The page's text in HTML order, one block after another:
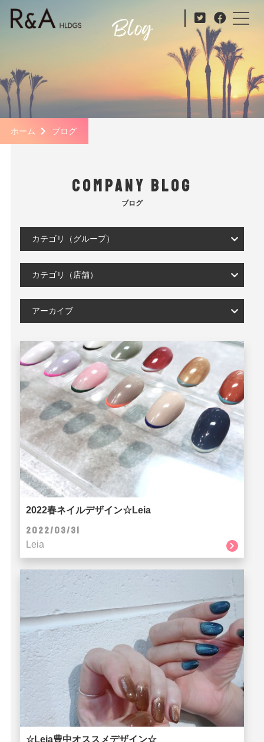
ホーム ブログ
COMPANY BLOG
ブログ
カテゴリ（グループ）
カテゴリ（店舗）
アーカイブ
2022春ネイルデザイン☆Leia
2022/03/31
Leia
☆Leia豊中オススメデザイン☆